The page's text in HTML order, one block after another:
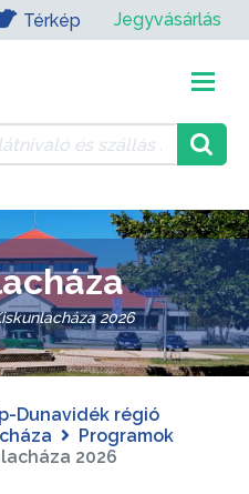
Térkép Jegyvásárlás
2026
Dunavidék régió
Programok
2026